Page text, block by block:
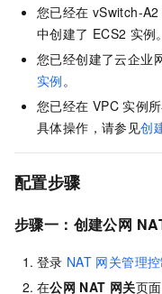
您已经在 vSwitch-A2
中创建了 ECS2 实例
您已经创建了云企业
实例。
您已经在 VPC 实例
具体操作，请参见创
配置步骤
步骤一：创建公网
登录 NAT 网关管理
在公网 NAT 网关页